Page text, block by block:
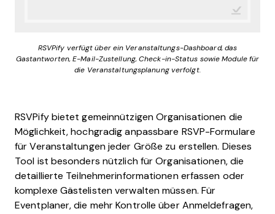
RSVPify verfügt über ein Veranstaltungs-Dashboard, das
Gastantworten, E-Mail-Zustellung, Check-in-Status sowie Module für
die Veranstaltungsplanung verfolgt.
RSVPify bietet gemeinnützigen Organisationen die
Möglichkeit, hochgradig anpassbare RSVP-Formulare
für Veranstaltungen jeder Größe zu erstellen. Dieses
Tool ist besonders nützlich für Organisationen, die
detaillierte Teilnehmerinformationen erfassen oder
komplexe Gästelisten verwalten müssen. Für
Eventplaner, die mehr Kontrolle über Anmeldefragen,